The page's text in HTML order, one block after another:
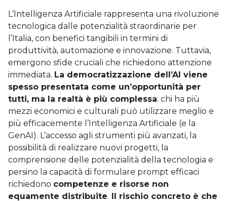
L’Intelligenza Artificiale rappresenta una rivoluzione
tecnologica dalle potenzialità straordinarie per
l’Italia, con benefici tangibili in termini di
produttività, automazione e innovazione. Tuttavia,
emergono sfide cruciali che richiedono attenzione
immediata. La democratizzazione dell’AI viene
spesso presentata come un’opportunità per
tutti, ma la realtà è più complessa: chi ha più
mezzi economici e culturali può utilizzare meglio e
più efficacemente l’Intelligenza Artificiale (e la
GenAI). L’accesso agli strumenti più avanzati, la
possibilità di realizzare nuovi progetti, la
comprensione delle potenzialità della tecnologia e
persino la capacità di formulare prompt efficaci
richiedono competenze e risorse non
equamente distribuite. Il rischio concreto è che